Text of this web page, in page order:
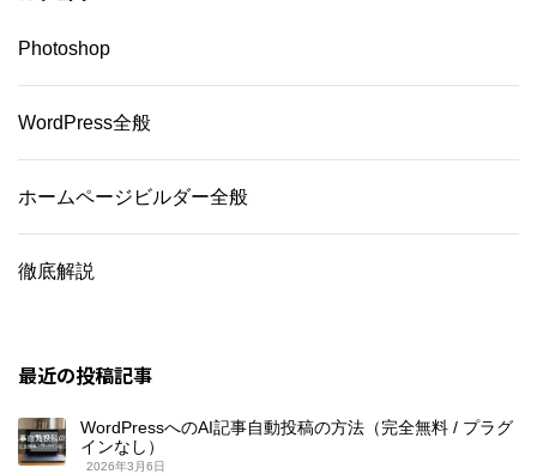
Photoshop
WordPress全般
ホームページビルダー全般
徹底解説
最近の投稿記事
WordPressへのAI記事自動投稿の方法（完全無料 / プラグ
インなし）
2026年3月6日